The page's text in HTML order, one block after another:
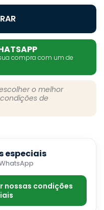
compra com um de
o melhor
de
especiais
nossas condições